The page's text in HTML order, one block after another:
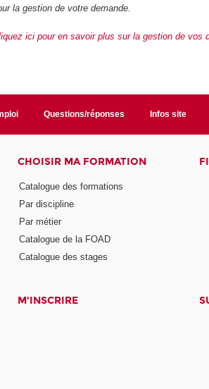
la gestion de votre demande.
ici pour en savoir plus sur la gestion de vos
Questions/réponses Infos site
CHOISIR MA FORMATION
Catalogue des formations
Par discipline
Par métier
Catalogue de la FOAD
Catalogue des stages
M'INSCRIRE